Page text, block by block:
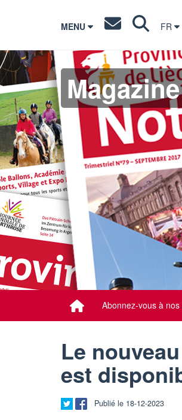
MENU FR
Abonnez-vous à
Le
est
Publié le 18-12-2023